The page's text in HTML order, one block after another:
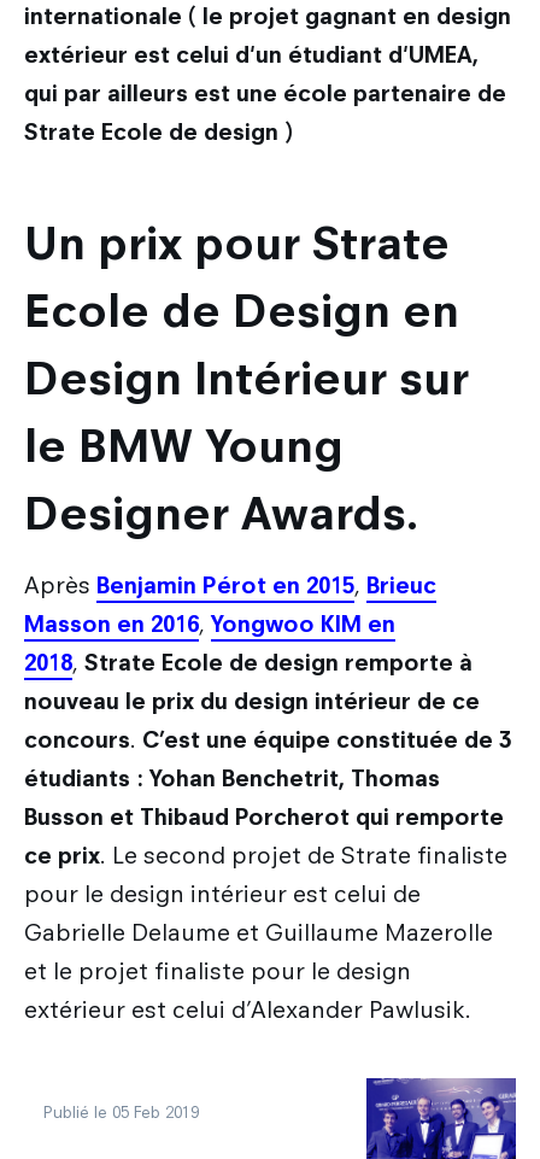
internationale ( le projet gagnant en design
extérieur est celui d'un étudiant d'UMEA,
qui par ailleurs est une école partenaire de
Strate Ecole de design )
Un prix pour Strate
Ecole de Design en
Design Intérieur sur
le BMW Young
Designer Awards.
Après Benjamin Pérot en 2015, Brieuc
Masson en 2016, Yongwoo KIM en
2018, Strate Ecole de design remporte à
nouveau le prix du design intérieur de ce
concours. C’est une équipe constituée de 3
étudiants : Yohan Benchetrit, Thomas
Busson et Thibaud Porcherot qui remporte
ce prix. Le second projet de Strate finaliste
pour le design intérieur est celui de
Gabrielle Delaume et Guillaume Mazerolle
et le projet finaliste pour le design
extérieur est celui d’Alexander Pawlusik.
Publié le 05 Feb 2019